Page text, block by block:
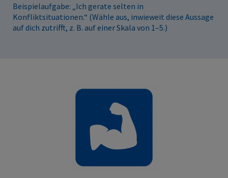
Beispielaufgabe: „Ich gerate selten in
Konfliktsituationen.“ (Wähle aus, inwieweit diese Aussage
auf dich zutrifft, z. B. auf einer Skala von 1–5.)